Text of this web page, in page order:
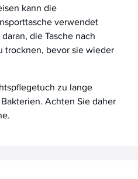
kann die
verwendet
die Tasche nach
trocknen, bevor sie wieder
zu lange
Achten Sie daher